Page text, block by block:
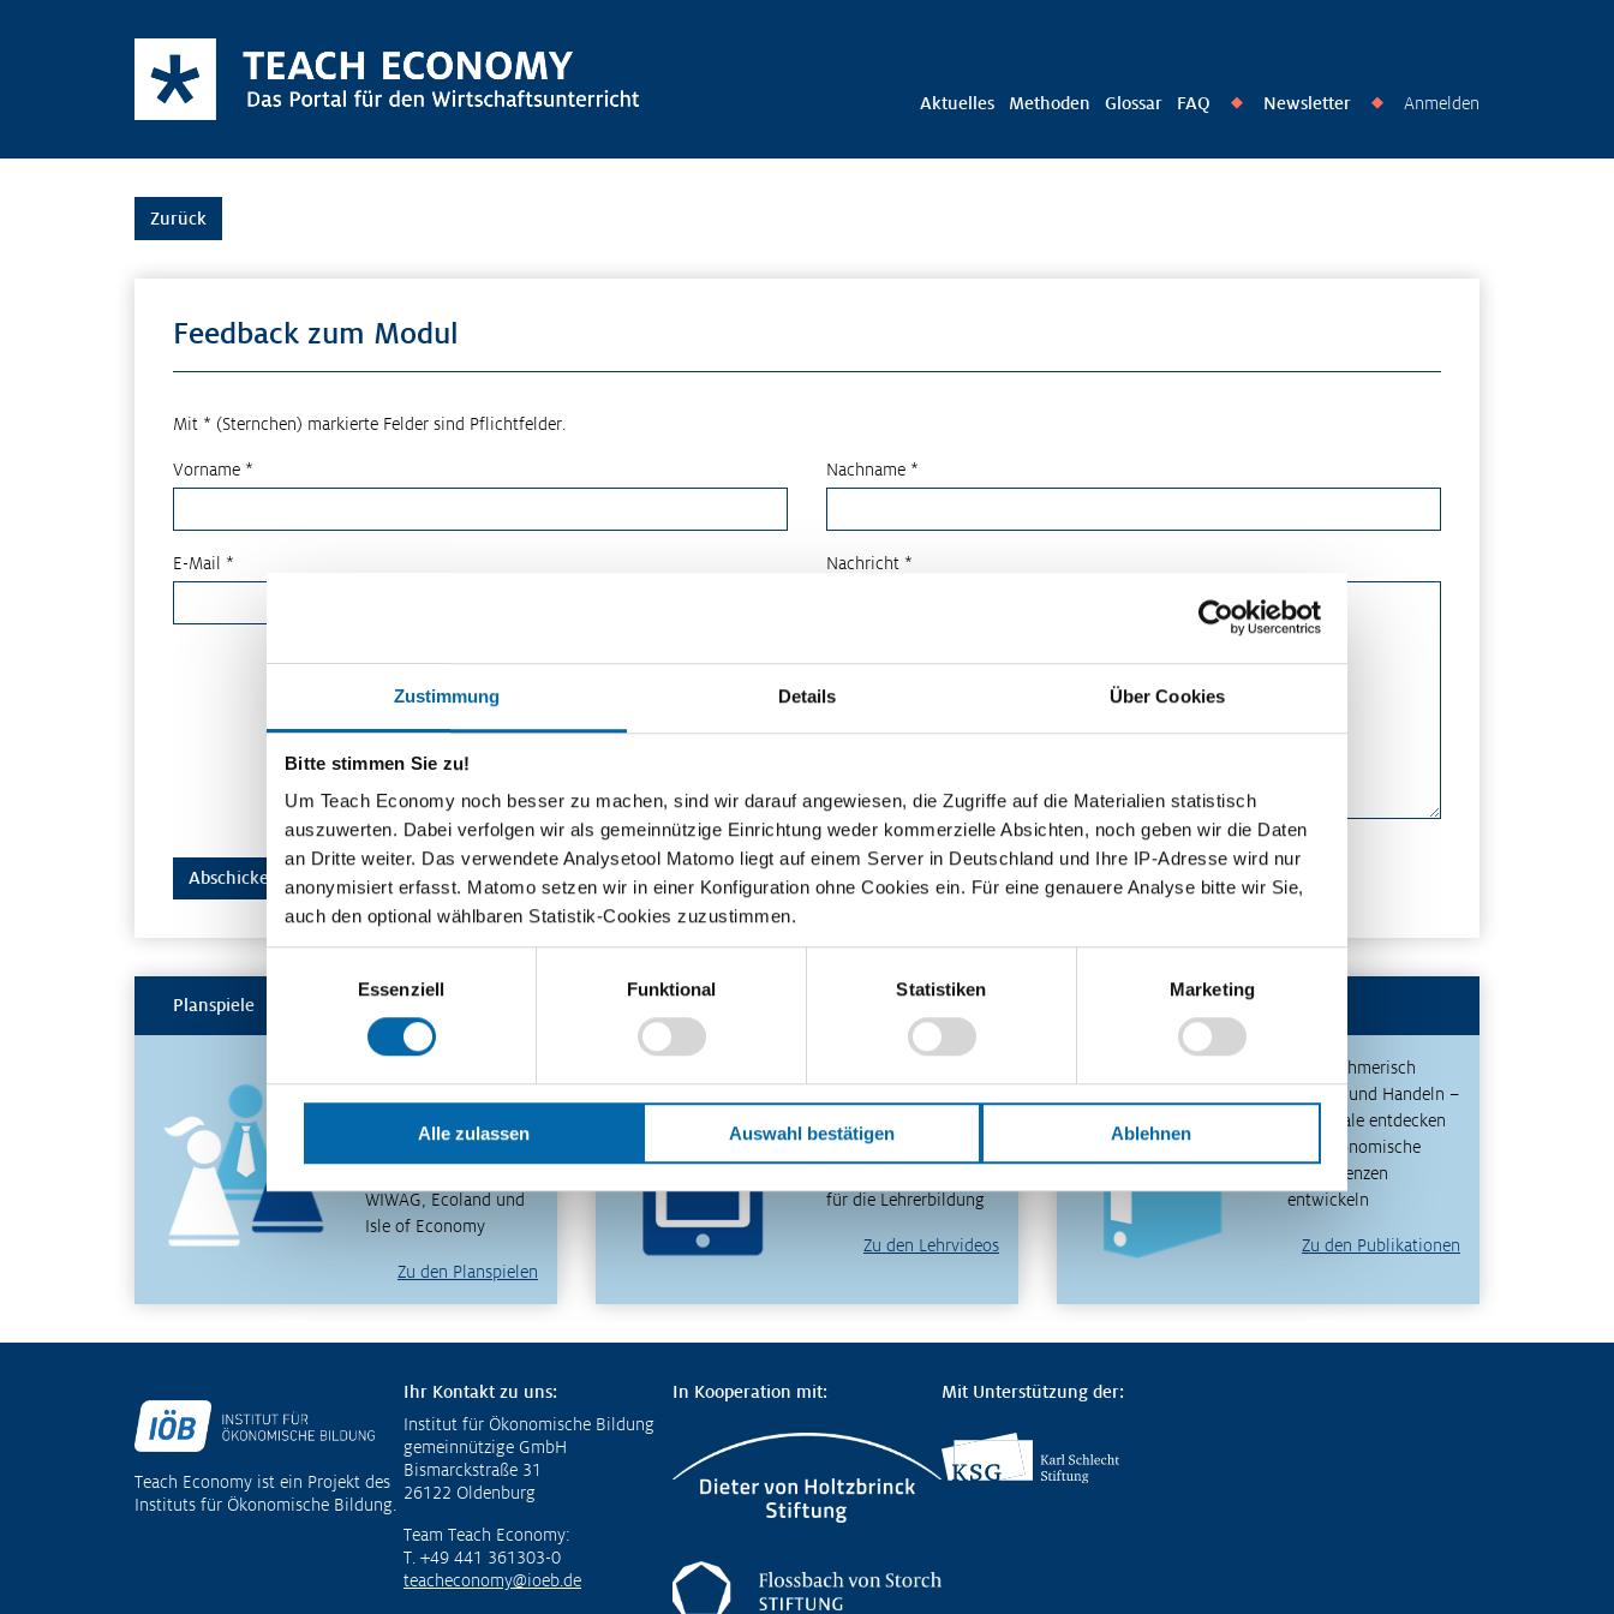
Zustimmung Details Über Cookies
Bitte stimmen Sie zu!
Um Teach Economy noch besser zu machen, sind wir darauf angewiesen, die Zugriffe auf die Materialien statistisch
auszuwerten. Dabei verfolgen wir als gemeinnützige Einrichtung weder kommerzielle Absichten, noch geben wir die Daten
an Dritte weiter. Das verwendete Analysetool Matomo liegt auf einem Server in Deutschland und Ihre IP-Adresse wird nur
anonymisiert erfasst. Matomo setzen wir in einer Konfiguration ohne Cookies ein. Für eine genauere Analyse bitte wir Sie,
auch den optional wählbaren Statistik-Cookies zuzustimmen.
Essenziell
Funktional Statistiken Marketing
Ablehnen
Auswahl bestätigen
Alle zulassen
Aktuelles Methoden Glossar FAQ ◆ Newsletter ◆ Anmelden
Zurück
Feedback zum Modul
Mit * (Sternchen) markierte Felder sind Pflichtfelder.
Vorname * Nachname *
E-Mail * Nachricht *
Planspiele
erfahren und verstehen
WIWAG, Ecoland und
Isle of Economy
Zu den Planspielen
Sie unser
für die Lehrerbildung
Zu den Lehrvideos
Unternehmerisch
Denken und Handeln –
Potenziale entdecken
und ökonomische
Kompetenzen
entwickeln
Zu den Publikationen
Fußzeile
Teach Economy ist ein Projekt des
Instituts für Ökonomische Bildung.
Ihr Kontakt zu uns:
Institut für Ökonomische Bildung
gemeinnützige GmbH
Bismarckstraße 31
26122 Oldenburg
Team Teach Economy:
T. +49 441 361303-0
teacheconomy@ioeb.de
In Kooperation mit: Mit Unterstützung der: